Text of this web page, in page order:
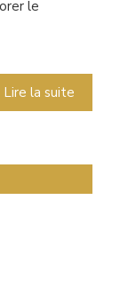
le
Lire la suite